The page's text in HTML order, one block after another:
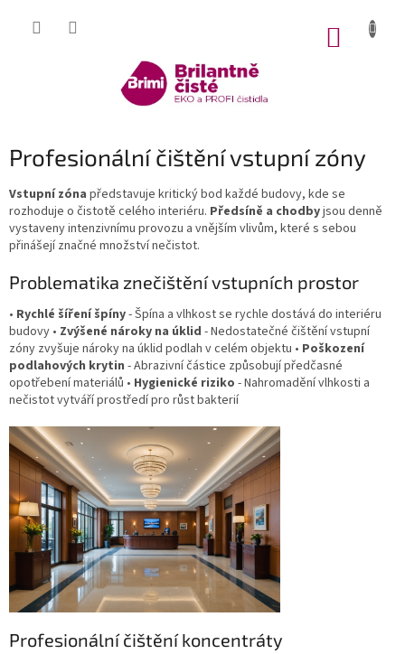
Profesionální čištění vstupní zóny
Vstupní zóna představuje kritický bod každé budovy, kde se
rozhoduje o čistotě celého interiéru. Předsíně a chodbyjsou denně
vystaveny intenzivnímu provozu a vnějším vlivům, které s sebou
přinášejí značné množství nečistot.
Problematika znečištění vstupních prostor
• Rychlé šíření špíny- Špína a vlhkost se rychle dostává do interiéru
budovy • Zvýšené nároky na úklid - Nedostatečné čištění vstupní
zóny zvyšuje nároky na úklid podlah v celém objektu • Poškození
podlahových krytin - Abrazivní částice způsobují předčasné
opotřebení materiálů • Hygienické riziko - Nahromadění vlhkosti a
nečistot vytváří prostředí pro růst bakterií
Profesionální čištění koncentráty